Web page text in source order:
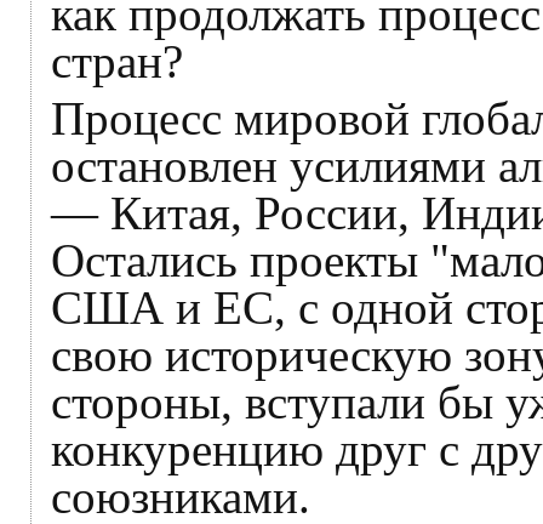
как продолжать
стран?
Процесс мировой
остановлен усилиями
— Китая, России,
Остались проекты
США и ЕС, с одной
свою историческую
стороны, вступали бы
конкуренцию друг с
союзниками.